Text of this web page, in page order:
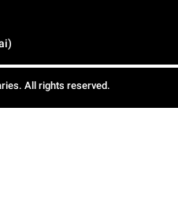
All rights reserved.